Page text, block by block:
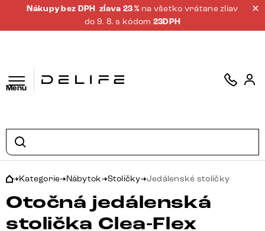
Nákupy bez DPH zĺava 23 % na všetko vrátane zliav
do 9. 8. s kódom 23DPH
Menu
Kategorie Nábytok Stoličky Jedálenské stoličky
Otočná jedálenská
stolička Clea-Flex